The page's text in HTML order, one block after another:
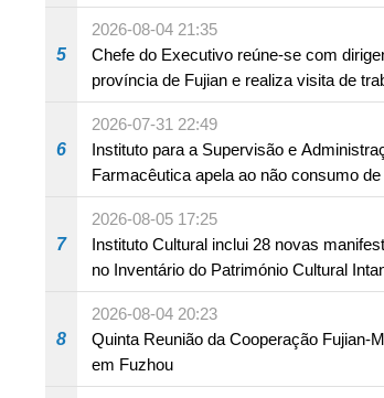
Aprofundada entre Guangdong e Macau
Hengqin
5
2026-08-04 21:35
Chefe do Executivo reúne-se com
província de Fujian e realiza visita de
em Fuzhou
6
2026-07-31 22:49
Instituto para a Supervisão e
Farmacêutica apela ao não consumo de
produto com substâncias
ocidentais
7
2026-08-05 17:25
Instituto Cultural inclui 28 novas
no Inventário do Património Cultural
8
2026-08-04 20:23
Quinta Reunião da Cooperação Fujian-
em Fuzhou